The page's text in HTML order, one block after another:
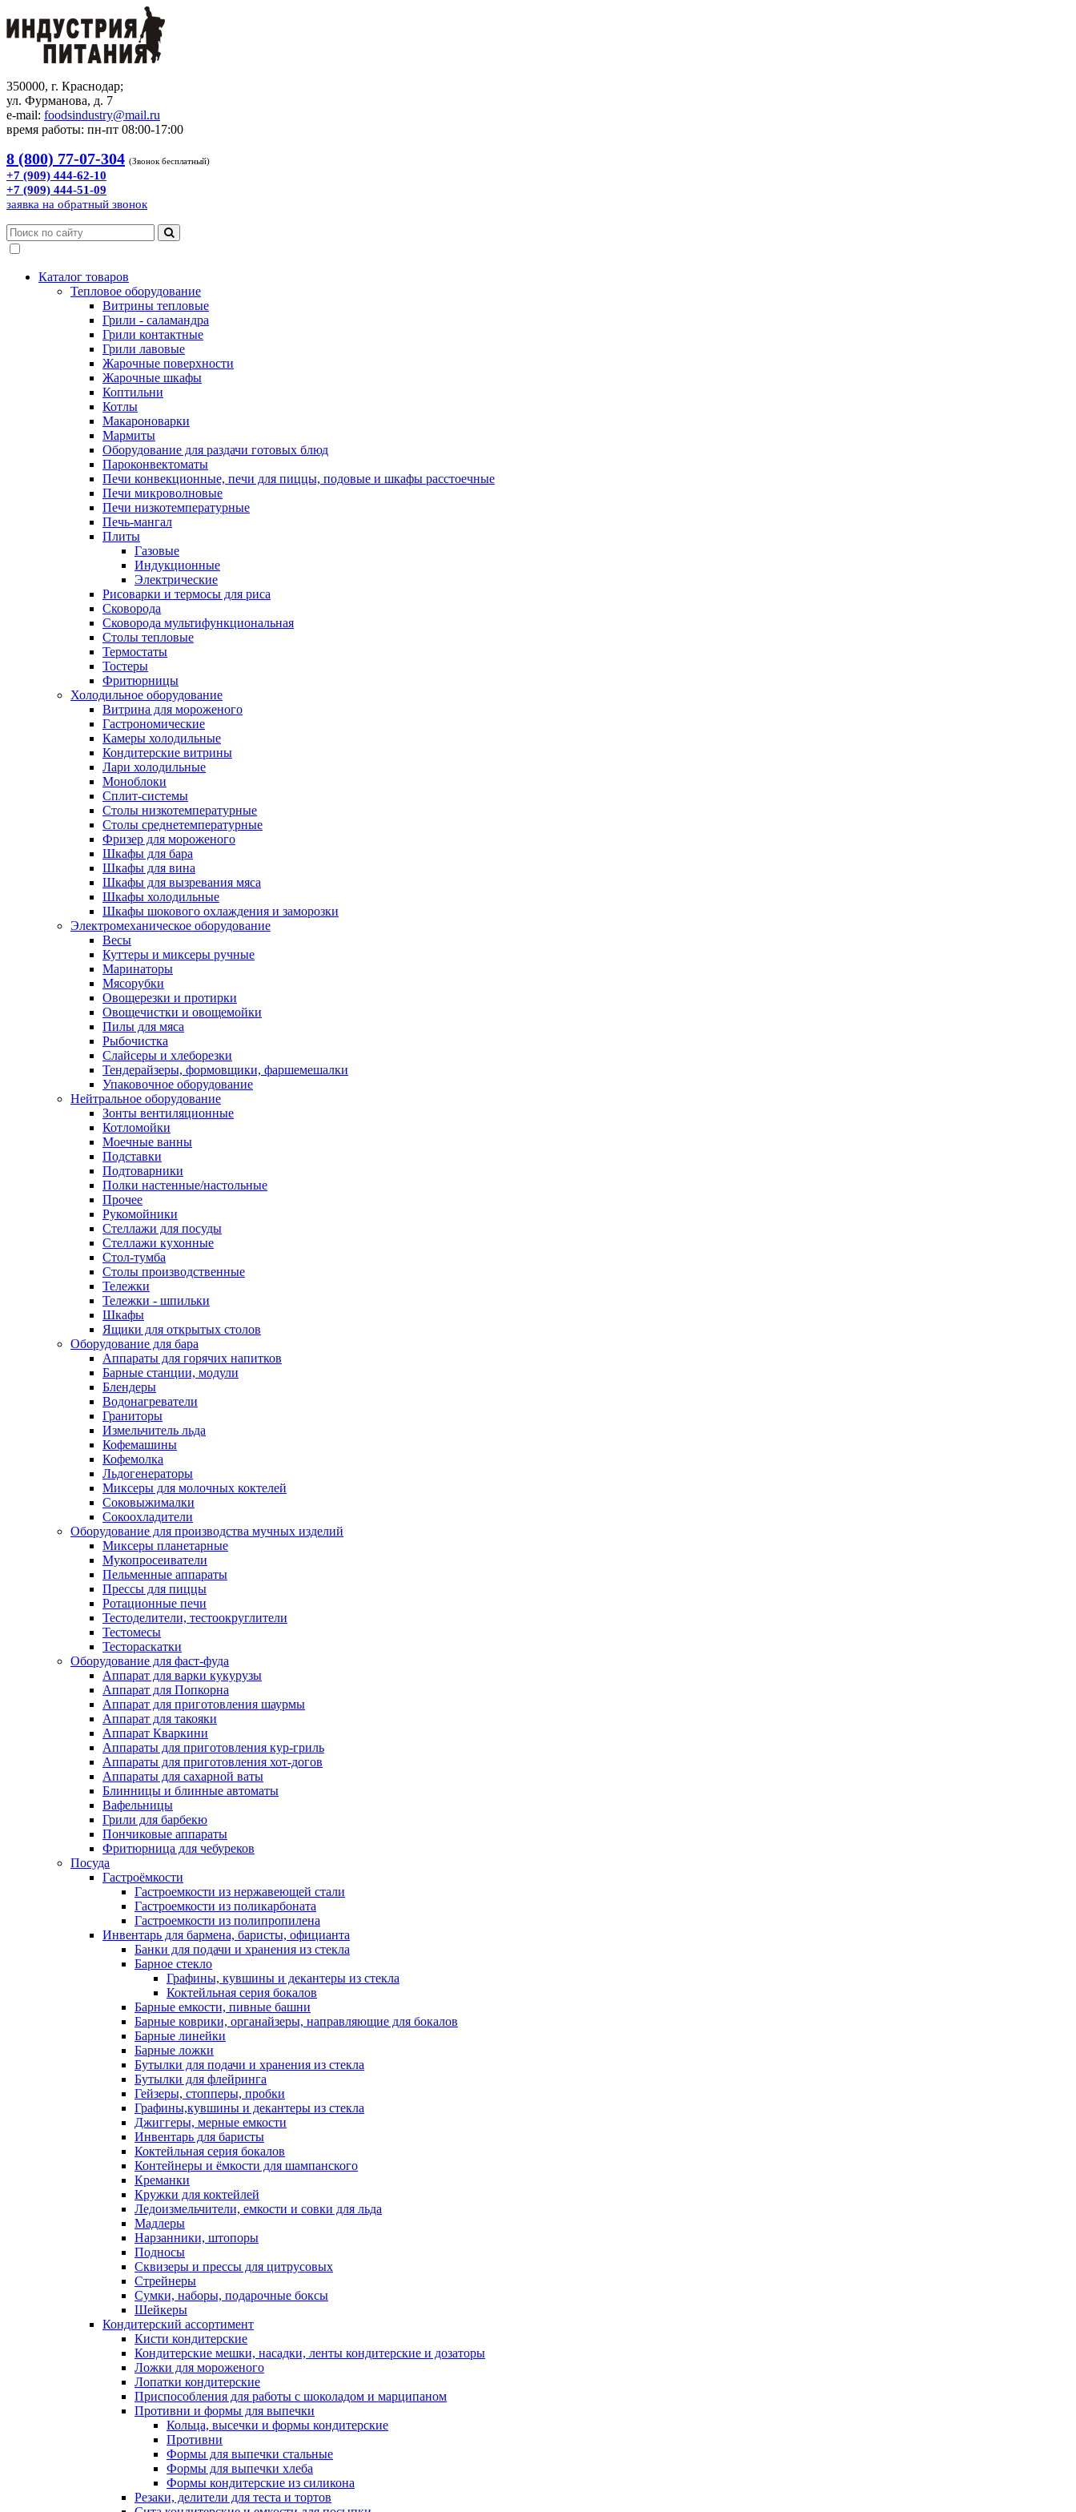
350000, г. Краснодар;
ул. Фурманова, д. 7
e-mail: foodsindustry@mail.ru
время работы: пн-пт 08:00-17:00
8 (800) 77-07-304 (Звонок бесплатный)
+7 (909) 444-62-10
+7 (909) 444-51-09
заявка на обратный звонок
Каталог товаров
Тепловое оборудование
Витрины тепловые
Грили - саламандра
Грили контактные
Грили лавовые
Жарочные поверхности
Жарочные шкафы
Коптильни
Котлы
Макароноварки
Мармиты
Оборудование для раздачи готовых блюд
Пароконвектоматы
Печи конвекционные, печи для пиццы, подовые и шкафы расстоечные
Печи микроволновые
Печи низкотемпературные
Печь-мангал
Плиты
Газовые
Индукционные
Электрические
Рисоварки и термосы для риса
Сковорода
Сковорода мультифункциональная
Столы тепловые
Термостаты
Тостеры
Фритюрницы
Холодильное оборудование
Витрина для мороженого
Гастрономические
Камеры холодильные
Кондитерские витрины
Лари холодильные
Моноблоки
Сплит-системы
Столы низкотемпературные
Столы среднетемпературные
Фризер для мороженого
Шкафы для бара
Шкафы для вина
Шкафы для вызревания мяса
Шкафы холодильные
Шкафы шокового охлаждения и заморозки
Электромеханическое оборудование
Весы
Куттеры и миксеры ручные
Маринаторы
Мясорубки
Овощерезки и протирки
Овощечистки и овощемойки
Пилы для мяса
Рыбочистка
Слайсеры и хлеборезки
Тендерайзеры, формовщики, фаршемешалки
Упаковочное оборудование
Нейтральное оборудование
Зонты вентиляционные
Котломойки
Моечные ванны
Подставки
Подтоварники
Полки настенные/настольные
Прочее
Рукомойники
Стеллажи для посуды
Стеллажи кухонные
Стол-тумба
Столы производственные
Тележки
Тележки - шпильки
Шкафы
Ящики для открытых столов
Оборудование для бара
Аппараты для горячих напитков
Барные станции, модули
Блендеры
Водонагреватели
Граниторы
Измельчитель льда
Кофемашины
Кофемолка
Льдогенераторы
Миксеры для молочных коктелей
Соковыжималки
Сокоохладители
Оборудование для производства мучных изделий
Миксеры планетарные
Мукопросеиватели
Пельменные аппараты
Прессы для пиццы
Ротационные печи
Тестоделители, тестоокруглители
Тестомесы
Тестораскатки
Оборудование для фаст-фуда
Аппарат для варки кукурузы
Аппарат для Попкорна
Аппарат для приготовления шаурмы
Аппарат для такояки
Аппарат Кваркини
Аппараты для приготовления кур-гриль
Аппараты для приготовления хот-догов
Аппараты для сахарной ваты
Блинницы и блинные автоматы
Вафельницы
Грили для барбекю
Пончиковые аппараты
Фритюрница для чебуреков
Посуда
Гастроёмкости
Гастроемкости из нержавеющей стали
Гастроемкости из поликарбоната
Гастроемкости из полипропилена
Инвентарь для бармена, баристы, официанта
Банки для подачи и хранения из стекла
Барное стекло
Графины, кувшины и декантеры из стекла
Коктейльная серия бокалов
Барные емкости, пивные башни
Барные коврики, органайзеры, направляющие для бокалов
Барные линейки
Барные ложки
Бутылки для подачи и хранения из стекла
Бутылки для флейринга
Гейзеры, стопперы, пробки
Графины,кувшины и декантеры из стекла
Джиггеры, мерные емкости
Инвентарь для баристы
Коктейльная серия бокалов
Контейнеры и ёмкости для шампанского
Креманки
Кружки для коктейлей
Ледоизмельчители, емкости и совки для льда
Мадлеры
Нарзанники, штопоры
Подносы
Сквизеры и прессы для цитрусовых
Стрейнеры
Сумки, наборы, подарочные боксы
Шейкеры
Кондитерский ассортимент
Кисти кондитерские
Кондитерские мешки, насадки, ленты кондитерские и дозаторы
Ложки для мороженого
Лопатки кондитерские
Приспособления для работы с шоколадом и марципаном
Противни и формы для выпечки
Кольца, высечки и формы кондитерские
Противни
Формы для выпечки стальные
Формы для выпечки хлеба
Формы кондитерские из силикона
Резаки, делители для теста и тортов